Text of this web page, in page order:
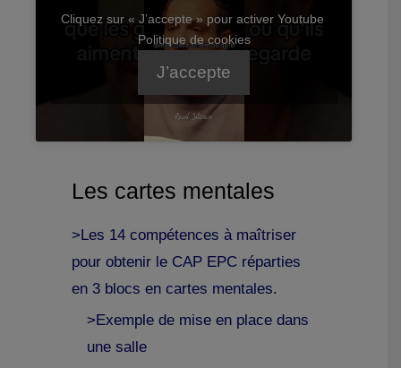
Cliquez sur « J’accepte » pour activer Youtube
Politique de cookies
J’accepte
Les cartes mentales
>Les 14 compétences à maîtriser
pour obtenir le CAP EPC réparties
en 3 blocs en cartes mentales.
>Exemple de mise en place dans
une salle